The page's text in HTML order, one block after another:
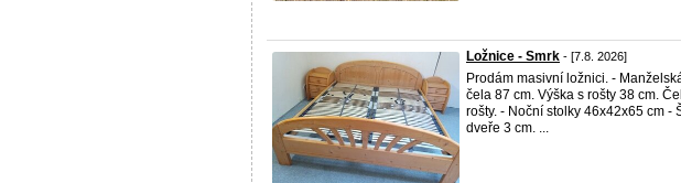
Ložnice - Smrk - [7.8. 2026]
Prodám masivní ložnici. -
čela 87 cm. Výška s rošty 38 cm.
rošty. - Noční stolky 46x42x65 cm -
dveře 3 cm. ...